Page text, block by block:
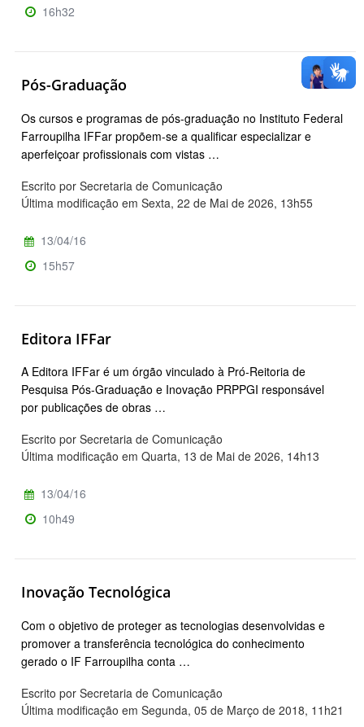
16h32
Pós-Graduação
Os cursos e programas de pós-graduação no Instituto Federal
Farroupilha IFFar propõem-se a qualificar especializar e
aperfeiçoar profissionais com vistas …
Escrito por Secretaria de Comunicação
Última modificação em Sexta, 22 de Mai de 2026, 13h55
13/04/16
15h57
Editora IFFar
A Editora IFFar é um órgão vinculado à Pró-Reitoria de
Pesquisa Pós-Graduação e Inovação PRPPGI responsável
por publicações de obras …
Escrito por Secretaria de Comunicação
Última modificação em Quarta, 13 de Mai de 2026, 14h13
13/04/16
10h49
Inovação Tecnológica
Com o objetivo de proteger as tecnologias desenvolvidas e
promover a transferência tecnológica do conhecimento
gerado o IF Farroupilha conta …
Escrito por Secretaria de Comunicação
Última modificação em Segunda, 05 de Março de 2018, 11h21